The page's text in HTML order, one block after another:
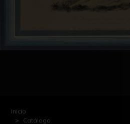
Inicio
Catálogo